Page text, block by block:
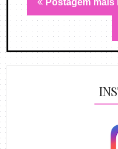
Postagem mais